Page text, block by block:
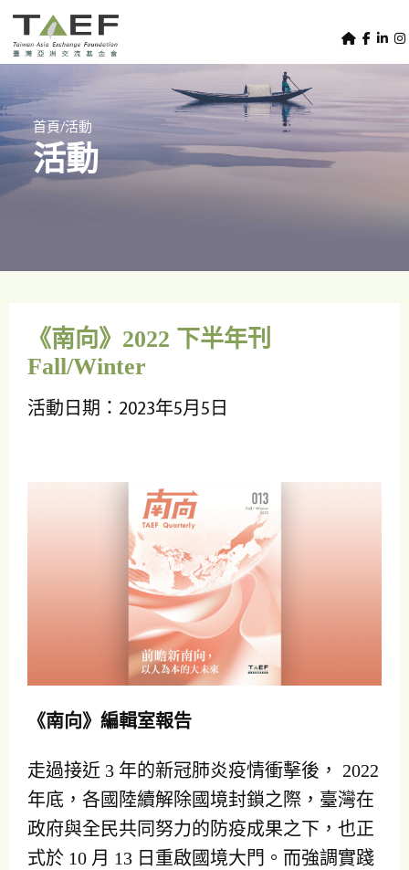
Skip to main content
TAEF
s
e
r
m
e
u
m
e
p
a
e
首頁/活動
活動
《南向》2022 下半年刊
Fall/Winter
活動日期：2023年5月5日
《南向》編輯室報告
走過接近 3 年的新冠肺炎疫情衝擊後， 2022
年底，各國陸續解除國境封鎖之際，臺灣在
政府與全民共同努力的防疫成果之下，也正
式於 10 月 13 日重啟國境大門。而強調實踐